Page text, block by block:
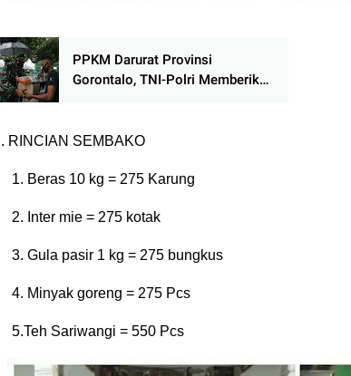
PPKM Darurat Provinsi
Gorontalo, TNI-Polri Memberikan
II. RINCIAN SEMBAKO
1. Beras 10 kg = 275 Karung
2. Inter mie = 275 kotak
3. Gula pasir 1 kg = 275 bungkus
4. Minyak goreng = 275 Pcs
5.Teh Sariwangi = 550 Pcs